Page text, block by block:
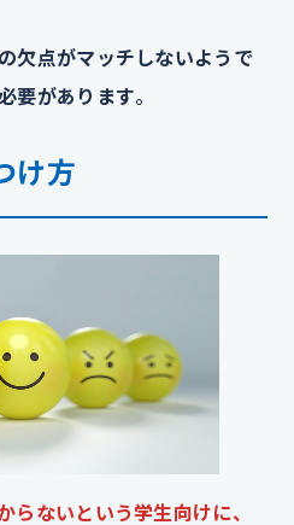
欠点がマッチしないようで
要があります。
け方
らないという学生向けに、